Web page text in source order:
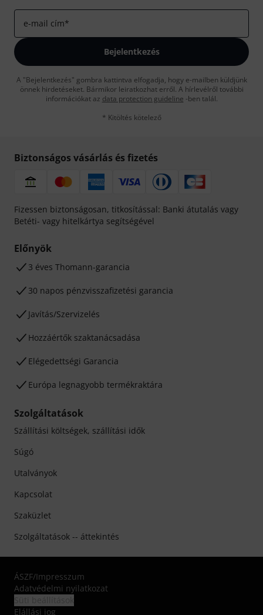
e-mail cím*
Bejelentkezés
A "Bejelentkezés" gombra kattintva elfogadja, hogy e-mailben küldjünk
önnek hirdetéseket. Bármikor leiratkozhat erről. A hírlevélről további
információkat az data protection guideline -ben talál.
* Kitöltés kötelező
Biztonságos vásárlás és fizetés
Fizessen biztonságosan, titkosítással: Banki átutalás vagy
Betéti- vagy hitelkártya segítségével
Előnyök
3 éves Thomann-garancia
30 napos pénzvisszafizetési garancia
Javítás/Szervizelés
Hozzáértők szaktanácsadása
Elégedettségi Garancia
Európa legnagyobb termékraktára
Szolgáltatások
Szállítási költségek, szállítási idők
Súgó
Utalványok
Kapcsolat
Szaküzlet
Szolgáltatások -- áttekintés
ÁSZF/Impresszum
Adatvédelmi nyilatkozat
Elállási jog